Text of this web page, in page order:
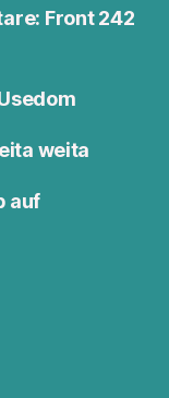
Front 242
weita
auf